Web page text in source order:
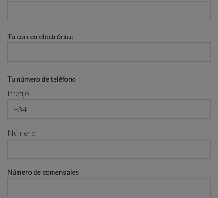
Tu correo electrónico
Tu número de teléfono
Prefijo
Número
Número de comensales